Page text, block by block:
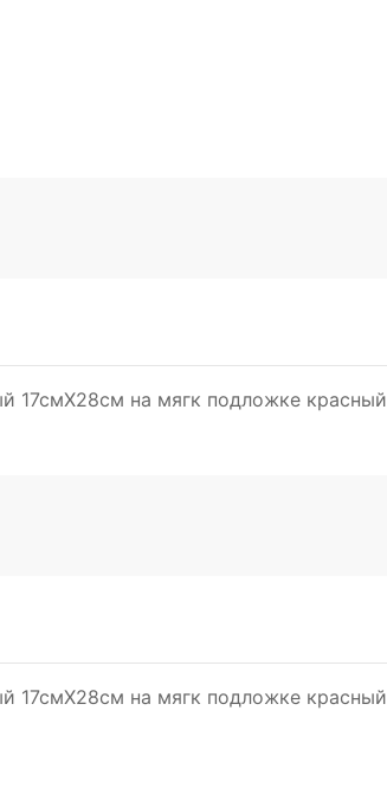
17смX28см на мягк подложке красный
17смX28см на мягк подложке красный